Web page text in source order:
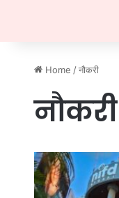
Home / नौकरी
नौकरी